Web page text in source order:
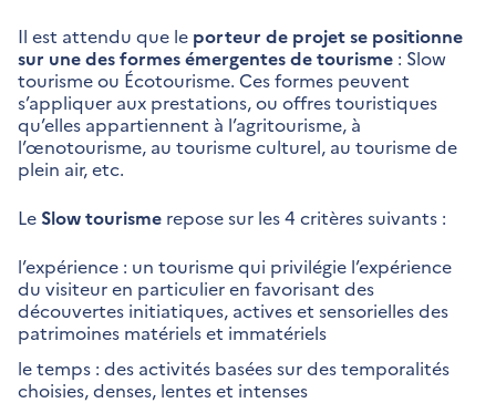
Il est attendu que le porteur de projet se positionne
sur une des formes émergentes de tourisme : Slow
tourisme ou Écotourisme. Ces formes peuvent
s’appliquer aux prestations, ou offres touristiques
qu’elles appartiennent à l’agritourisme, à
l’œnotourisme, au tourisme culturel, au tourisme de
plein air, etc.
Le Slow tourisme repose sur les 4 critères suivants :
l’expérience : un tourisme qui privilégie l’expérience
du visiteur en particulier en favorisant des
découvertes initiatiques, actives et sensorielles des
patrimoines matériels et immatériels
le temps : des activités basées sur des temporalités
choisies, denses, lentes et intenses